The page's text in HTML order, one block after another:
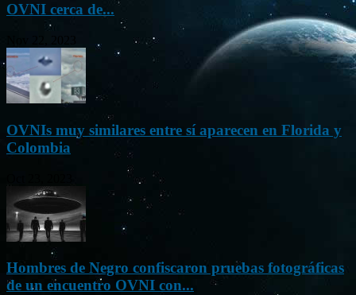
OVNI cerca de...
OVNIs muy similares entre sí aparecen en Florida y
Colombia
Hombres de Negro confiscaron pruebas fotográficas
de un encuentro OVNI con...